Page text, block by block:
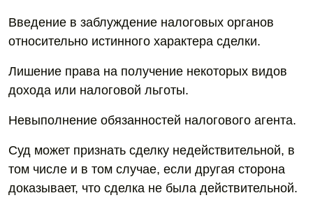
Введение в заблуждение налоговых органов
относительно истинного характера сделки.
Лишение права на получение некоторых видов
дохода или налоговой льготы.
Невыполнение обязанностей налогового агента.
Суд может признать сделку недействительной, в
том числе и в том случае, если другая сторона
доказывает, что сделка не была действительной.